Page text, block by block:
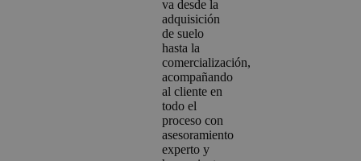
va desde la
adquisición
de suelo
hasta la
comercialización,
acompañando
al cliente en
todo el
proceso con
asesoramiento
experto y